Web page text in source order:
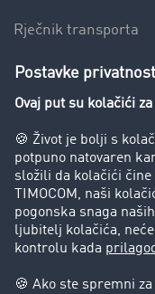
Rječnik transporta
Preduzeće
Success Stories
Korisnici
Blog
Zabrane vožnje za